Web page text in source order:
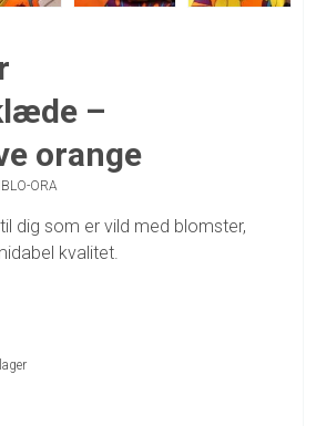
–
orange
ORA
dig som er vild med blomster,
kvalitet.